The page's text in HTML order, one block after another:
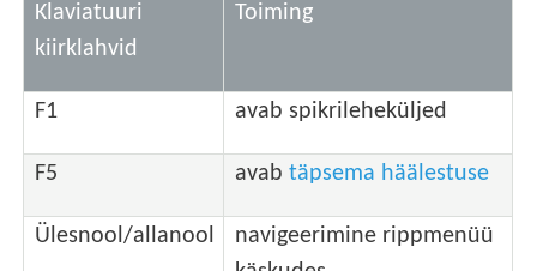
Klaviatuuri
kiirklahvid
Toiming
F1 avab spikrileheküljed
F5 avabtäpsema häälestuse
Ülesnool/allanool
navigeerimine rippmenüü